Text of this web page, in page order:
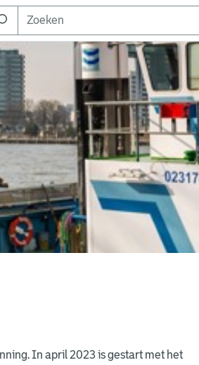
In april 2023 is gestart met het